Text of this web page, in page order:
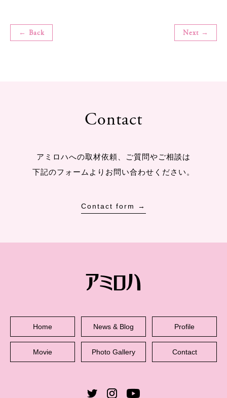
← Back Next →
Contact
アミロハへの取材依頼、ご質問やご相談は
下記のフォームよりお問い合わせください。
Contact form →
Home News & Blog Profile
Movie Photo Gallery Contact